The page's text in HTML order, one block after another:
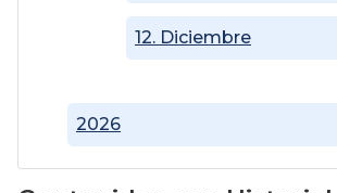
12. Diciembre
2026